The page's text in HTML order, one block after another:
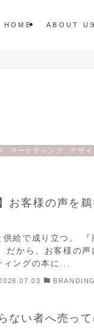
HOME ABOUT
マーケティング デザイ
お客様の声を
供給で成り立つ。
だから、お客様の声
ィングの本に...
ない者へ売っ